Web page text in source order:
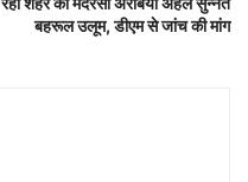
बहरूल उलूम, डीएम से जांच की मांग